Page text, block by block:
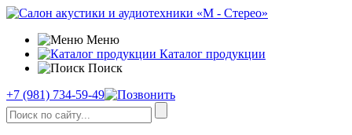
Меню
Каталог продукции
Поиск
+7 (981) 734-59-49